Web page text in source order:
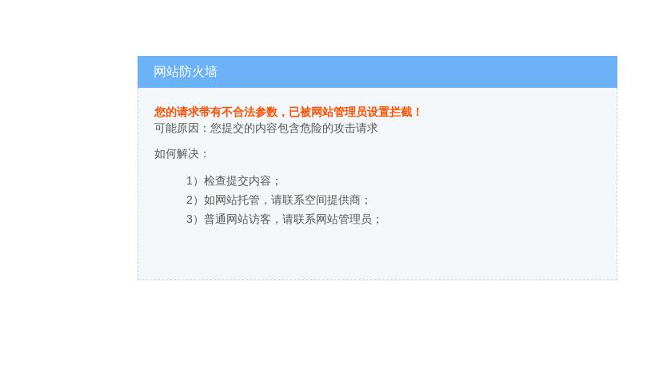
网站防火墙
您的请求带有不合法参数，已被网站管理员设置拦截！
可能原因：您提交的内容包含危险的攻击请求
如何解决：
1）检查提交内容；
2）如网站托管，请联系空间提供商；
3）普通网站访客，请联系网站管理员；